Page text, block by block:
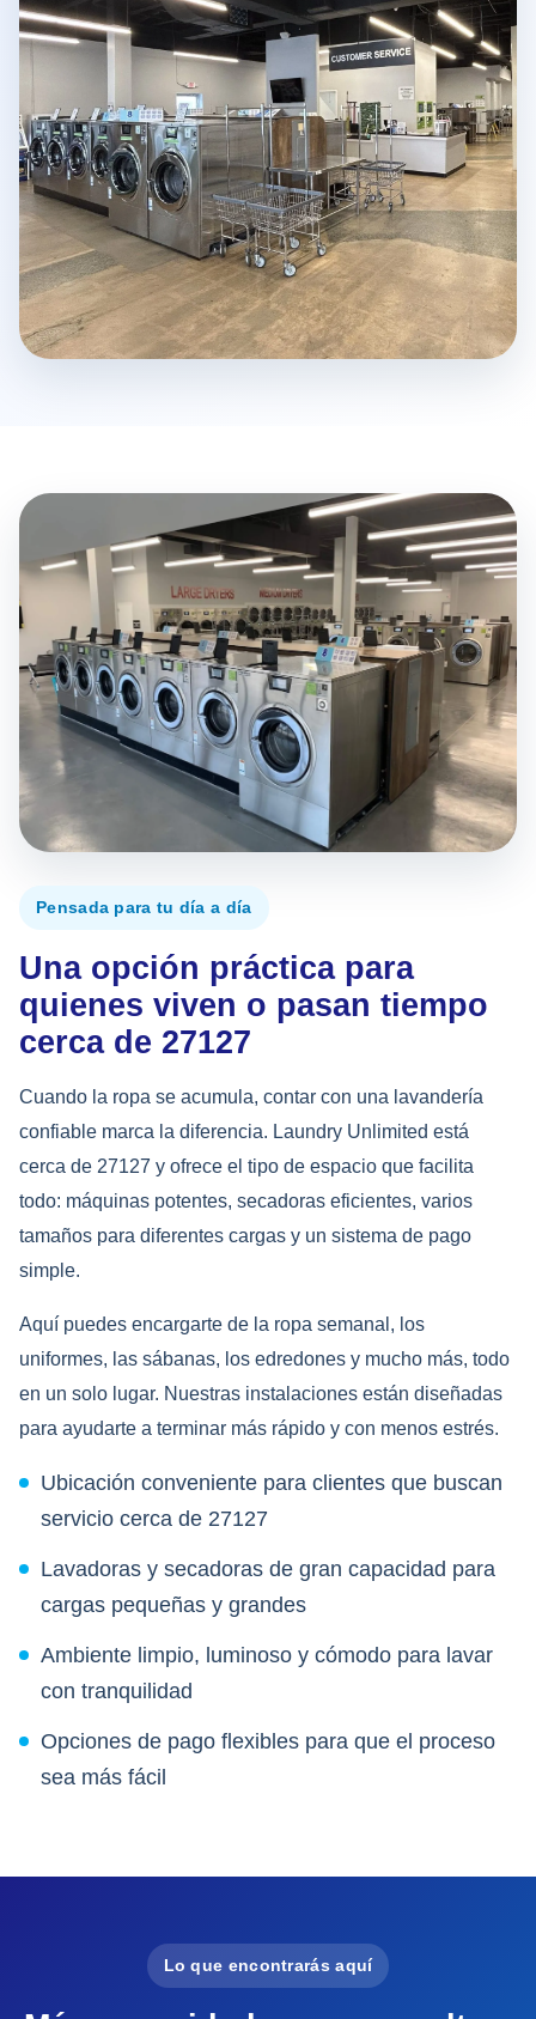
Pensada para tu día a día
Una opción práctica para
quienes viven o pasan tiempo
cerca de 27127
Cuando la ropa se acumula, contar con una lavandería
confiable marca la diferencia. Laundry Unlimited está
cerca de 27127 y ofrece el tipo de espacio que facilita
todo: máquinas potentes, secadoras eficientes, varios
tamaños para diferentes cargas y un sistema de pago
simple.
Aquí puedes encargarte de la ropa semanal, los
uniformes, las sábanas, los edredones y mucho más, todo
en un solo lugar. Nuestras instalaciones están diseñadas
para ayudarte a terminar más rápido y con menos estrés.
Ubicación conveniente para clientes que buscan
servicio cerca de 27127
Lavadoras y secadoras de gran capacidad para
cargas pequeñas y grandes
Ambiente limpio, luminoso y cómodo para lavar
con tranquilidad
Opciones de pago flexibles para que el proceso
sea más fácil
Lo que encontrarás aquí